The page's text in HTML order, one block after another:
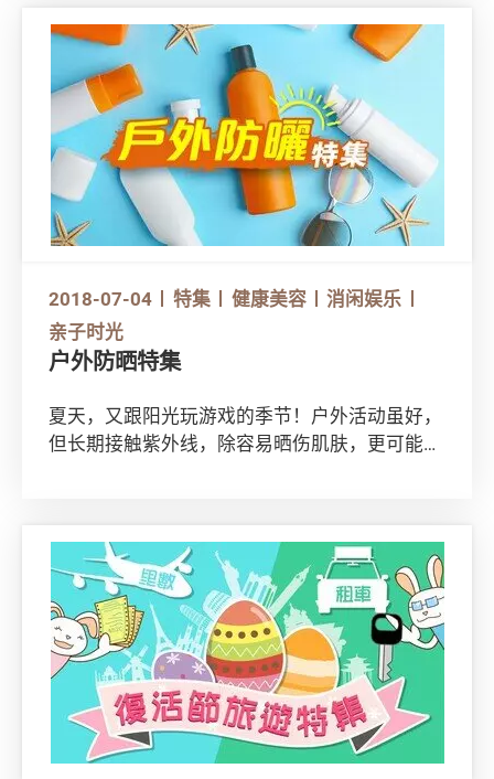
地租车自驾游，经常出现不少消费争议。不想旅
行换来一肚气，甚至招致金钱上的损失，立即看
消委会为您准备的《圣诞新年旅游特集》，让你
这个假期，玩得开心又尽兴！
2018-07-04 特集 健康美容
消闲娱乐
亲子时光
户外防晒特集
夏天，又跟阳光玩游戏的季节！户外活动虽好，
但长期接触紫外线，除容易晒伤肌肤，更可能导